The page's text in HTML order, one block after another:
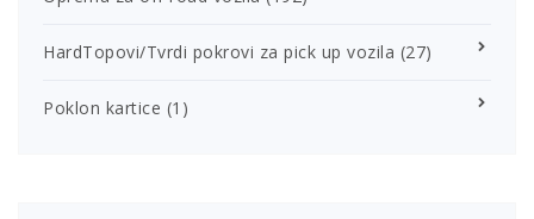
HardTopovi/Tvrdi pokrovi za pick up vozila (27)
Poklon kartice (1)